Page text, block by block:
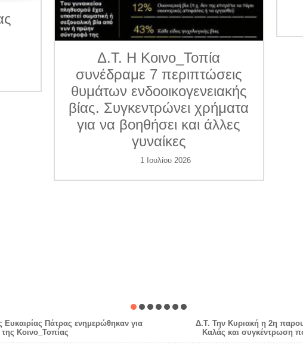
Δ.Τ. Η Κοινο_Τοπία
συνέδραμε 7 περιπτώσεις
θυμάτων ενδοοικογενειακής
βίας. Συγκεντρώνει χρήματα
για να βοηθήσει και άλλες
γυναίκες
1 Ιουλίου 2026
Ευκαιρίας Πάτρας ενημερώθηκαν για
Κοινο_Τοπίας
Δ.Τ. Την Κυριακή η 2η
Καλάς και συγκέντρωση